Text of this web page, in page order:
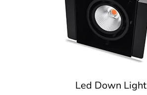
Led Down Light